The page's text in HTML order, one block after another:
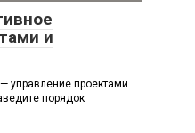
и
управление проектами
порядок